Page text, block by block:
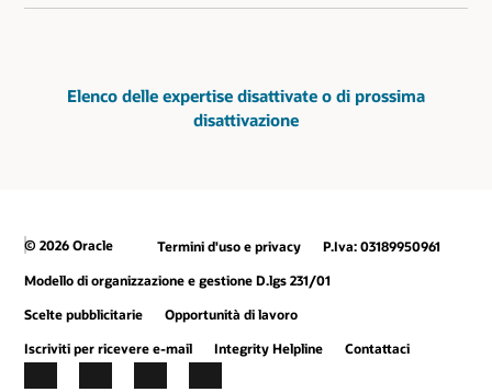
Elenco delle expertise disattivate o di prossima
disattivazione
© 2026 Oracle Termini d'uso e privacy
P.Iva: 03189950961
Modello di organizzazione e gestione D.lgs 231/01
Scelte pubblicitarie
Opportunità di lavoro
Iscriviti per ricevere e-mail
Integrity Helpline Contattaci
Facebook
X LinkedInYouTube